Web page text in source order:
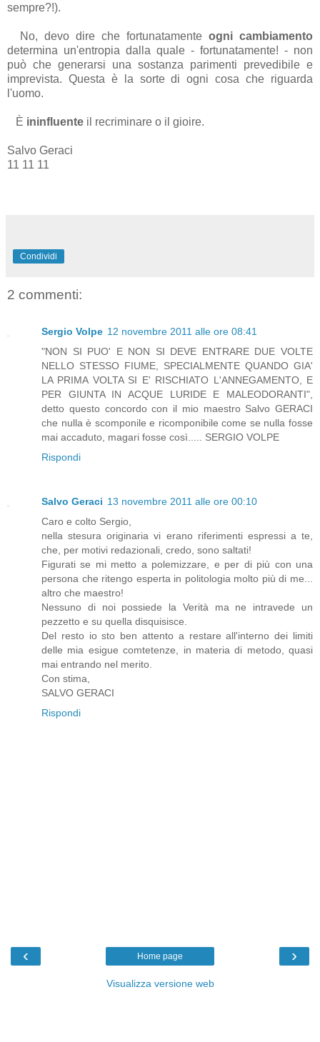
sempre?!).
No, devo dire che fortunatamente ogni cambiamento
determina un'entropia dalla quale - fortunatamente! - non
può che generarsi una sostanza parimenti prevedibile e
imprevista. Questa è la sorte di ogni cosa che riguarda
l'uomo.
È ininfluente il recriminare o il gioire.
Salvo Geraci
11 11 11
Condividi
2 commenti:
Sergio Volpe 12 novembre 2011 alle ore 08:41
"NON SI PUO' E NON SI DEVE ENTRARE DUE VOLTE
NELLO STESSO FIUME, SPECIALMENTE QUANDO GIA'
LA PRIMA VOLTA SI E' RISCHIATO L'ANNEGAMENTO, E
PER GIUNTA IN ACQUE LURIDE E MALEODORANTI",
detto questo concordo con il mio maestro Salvo GERACI
che nulla è scomponile e ricomponibile come se nulla fosse
mai accaduto, magari fosse così..... SERGIO VOLPE
Rispondi
Salvo Geraci 13 novembre 2011 alle ore 00:10
Caro e colto Sergio,
nella stesura originaria vi erano riferimenti espressi a te,
che, per motivi redazionali, credo, sono saltati!
Figurati se mi metto a polemizzare, e per di più con una
persona che ritengo esperta in politologia molto più di me...
altro che maestro!
Nessuno di noi possiede la Verità ma ne intravede un
pezzetto e su quella disquisisce.
Del resto io sto ben attento a restare all'interno dei limiti
delle mia esigue comtetenze, in materia di metodo, quasi
mai entrando nel merito.
Con stima,
SALVO GERACI
Rispondi
‹ ›
Home page
Visualizza versione web